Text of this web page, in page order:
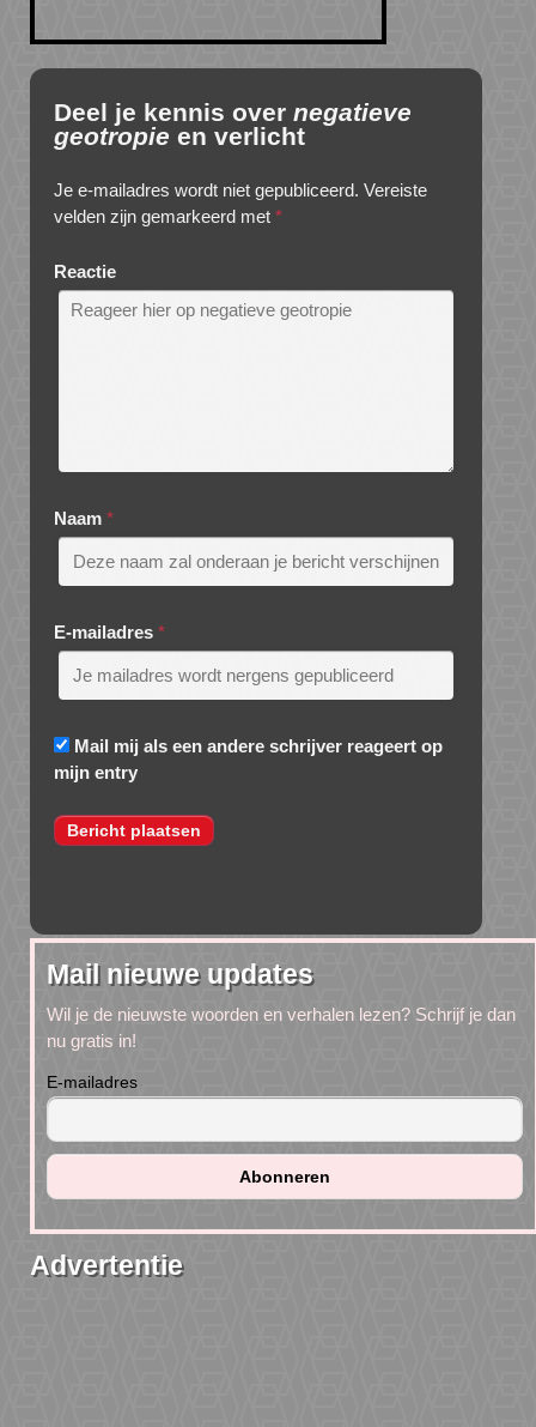
Deel je kennis over negatieve
geotropie en verlicht
Je e-mailadres wordt niet gepubliceerd. Vereiste
velden zijn gemarkeerd met *
Reactie
Naam *
E-mailadres *
Mail mij als een andere schrijver reageert op
mijn entry
Mail nieuwe updates
Wil je de nieuwste woorden en verhalen lezen? Schrijf je dan
nu gratis in!
E-mailadres
Advertentie